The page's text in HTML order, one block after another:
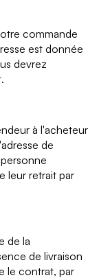
commande
est donnée
devrez
à l'acheteur
de
leur retrait par
de la
de livraison
le contrat, par